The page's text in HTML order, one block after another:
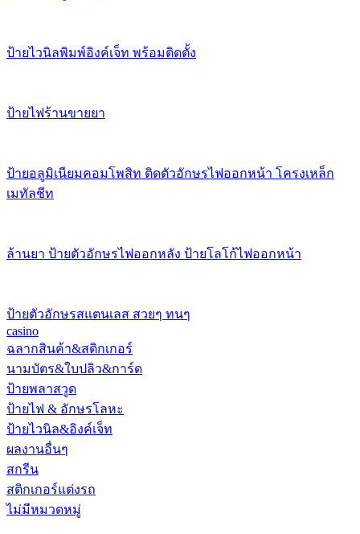
ป้ายไวนิลพิมพ์อิงค์เจ็ท พร้อมติดตั้ง
ป้ายไฟร้านขายยา
ป้ายอลูมิเนียมคอมโพสิท ติดตัวอักษรไฟออกหน้า โครงเหล็ก
เมทัลชีท
ล้านยา ป้ายตัวอักษรไฟออกหลัง ป้ายโลโก้ไฟออกหน้า
ป้ายตัวอักษรสแตนเลส สวยๆ ทนๆ
casino
ฉลากสินค้า&สติกเกอร์
นามบัตร&ใบปลิว&การ์ด
ป้ายพลาสวูด
ป้ายไฟ & อักษรโลหะ
ป้ายไวนิล&อิงค์เจ็ท
ผลงานอื่นๆ
สกรีน
สติกเกอร์แต่งรถ
ไม่มีหมวดหมู่